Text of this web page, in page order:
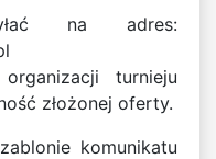
na adres:
turnieju
złożonej oferty.
komunikatu